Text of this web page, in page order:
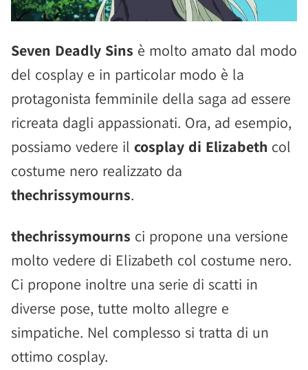
Seven Deadly Sins è molto amato dal modo
del cosplay e in particolar modo è la
protagonista femminile della saga ad essere
ricreata dagli appassionati. Ora, ad esempio,
possiamo vedere il cosplay di Elizabeth col
costume nero realizzato da
thechrissymourns.
thechrissymourns ci propone una versione
molto vedere di Elizabeth col costume nero.
Ci propone inoltre una serie di scatti in
diverse pose, tutte molto allegre e
simpatiche. Nel complesso si tratta di un
ottimo cosplay.